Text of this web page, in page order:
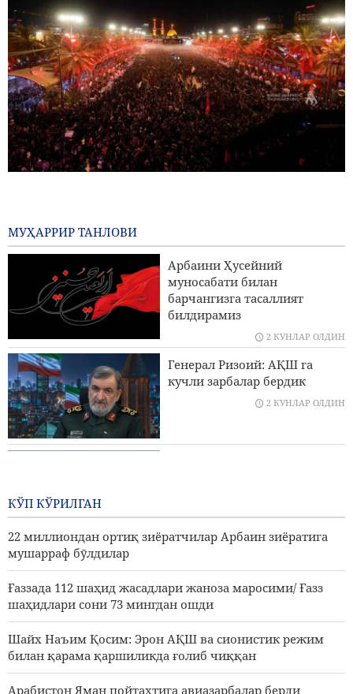
Ғаззада 112 шаҳид жасадлари жаноза маросими/ Ғазз
шаҳидлари сони 73 мингдан ошди
Шайх Наъим Қосим: Эрон АҚШ ва сионистик режим
билан қарама қаршиликда ғолиб чиққан
Арабистон Яман пойтахтига авиазарбалар берди
АҚШнинг ҳаво ҳужумига зид ракеталарини камайгани
Трамнинг Эронга қарши урушидан чекинишига сабаб
бӯлган
МУҲАРРИР ТАНЛОВИ
Арбаини Ҳусейний
муносабати билан
барчангизга тасаллият
билдирамиз
2 КУНЛАР ОЛДИН
Генерал Ризоий: АҚШ га
кучли зарбалар бердик
2 КУНЛАР ОЛДИН
2 КУНЛАР ОЛДИН
КЎП КЎРИЛГАН
22 миллиондан ортиқ зиёратчилар Арбаин зиёратига
мушарраф бӯлдилар
Ғаззада 112 шаҳид жасадлари жаноза маросими/ Ғазз
шаҳидлари сони 73 мингдан ошди
Шайх Наъим Қосим: Эрон АҚШ ва сионистик режим
билан қарама қаршиликда ғолиб чиққан
Арабистон Яман пойтахтига авиазарбалар берди